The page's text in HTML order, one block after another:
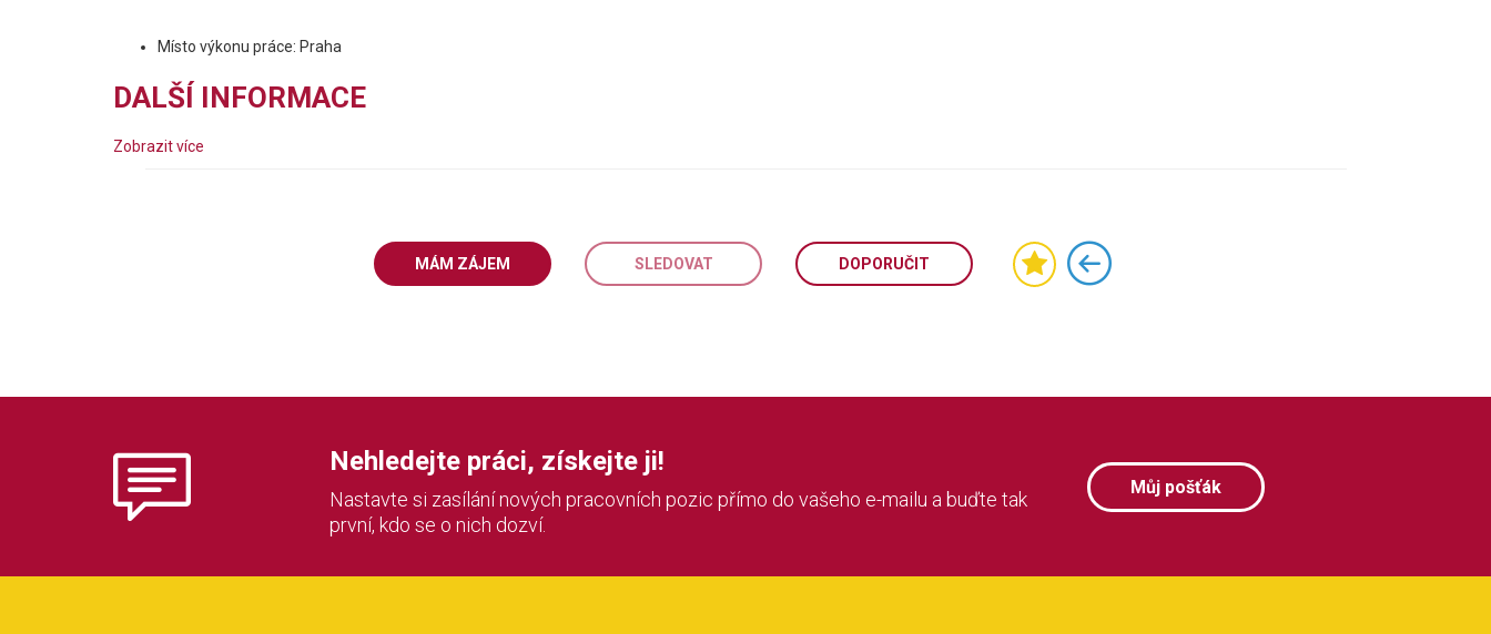
Místo výkonu práce: Praha
DALŠÍ INFORMACE
Zobrazit více
MÁM ZÁJEM SLEDOVAT DOPORUČIT
Nehledejte práci, získejte ji!
Nastavte si zasílání nových pracovních pozic přímo do vašeho e-mailu a buďte tak
první, kdo se o nich dozví.
Můj pošťák